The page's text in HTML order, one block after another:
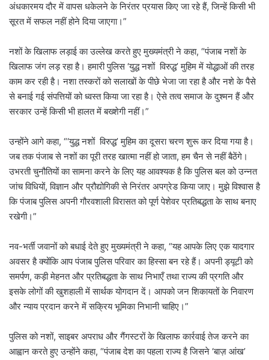
अंधकारमय दौर में वापस धकेलने के निरंतर प्रयास किए जा रहे हैं, जिन्हें किसी भी
सूरत में सफल नहीं होने दिया जाएगा।”
नशों के खिलाफ लड़ाई का उल्लेख करते हुए मुख्यमंत्री ने कहा, “पंजाब नशों के
खिलाफ जंग लड़ रहा है। हमारी पुलिस ‘युद्ध नशों विरुद्ध’ मुहिम में योद्धाओं की तरह
काम कर रही है। नशा तस्करों को सलाखों के पीछे भेजा जा रहा है और नशे के पैसे
से बनाई गई संपत्तियों को ध्वस्त किया जा रहा है। ऐसे तत्व समाज के दुश्मन हैं और
सरकार उन्हें किसी भी हालत में बख्शेगी नहीं।”
उन्होंने आगे कहा, “‘युद्ध नशों विरुद्ध’ मुहिम का दूसरा चरण शुरू कर दिया गया है।
जब तक पंजाब से नशों का पूरी तरह खात्मा नहीं हो जाता, हम चैन से नहीं बैठेंगे।
उभरती चुनौतियों का सामना करने के लिए यह आवश्यक है कि पुलिस बल को उन्नत
जांच विधियों, विज्ञान और प्रौद्योगिकी से निरंतर अपग्रेड किया जाए। मुझे विश्वास है
कि पंजाब पुलिस अपनी गौरवशाली विरासत को पूर्ण पेशेवर प्रतिबद्धता के साथ बनाए
रखेगी।”
नव-भर्ती जवानों को बधाई देते हुए मुख्यमंत्री ने कहा, “यह आपके लिए एक यादगार
अवसर है क्योंकि आप पंजाब पुलिस परिवार का हिस्सा बन रहे हैं। अपनी ड्यूटी को
समर्पण, कड़ी मेहनत और प्रतिबद्धता के साथ निभाएँ तथा राज्य की प्रगति और
इसके लोगों की खुशहाली में सार्थक योगदान दें। आपको जन शिकायतों के निवारण
और न्याय प्रदान करने में सक्रिय भूमिका निभानी चाहिए।”
पुलिस को नशों, साइबर अपराध और गैंगस्टरों के खिलाफ कार्रवाई तेज करने का
आह्वान करते हुए उन्होंने कहा, “पंजाब देश का पहला राज्य है जिसने ‘बाज़ आंख’